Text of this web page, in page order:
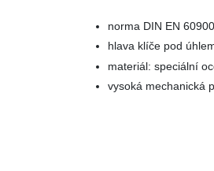
norma DIN EN
hlava klíče pod
materiál: speciální
vysoká mechanická